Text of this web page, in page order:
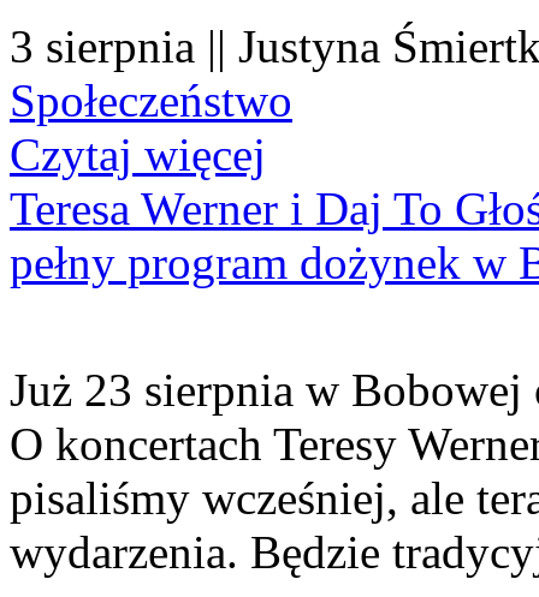
3 sierpnia || Justyna
Społeczeństwo
Czytaj więcej
Teresa Werner i Daj To
pełny program dożynek w
Już 23 sierpnia w
O koncertach Teresy
pisaliśmy wcześniej, ale
wydarzenia. Będzie